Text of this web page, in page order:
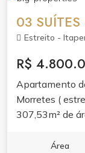
03
Estreito -
R$
Apartamento
Morretes (
307,53m² de
layout Área